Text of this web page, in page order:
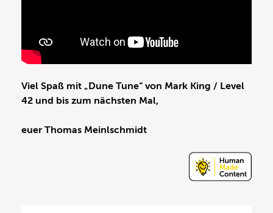
Viel Spaß mit „Dune Tune“ von Mark King / Level
42 und bis zum nächsten Mal,
euer Thomas Meinlschmidt